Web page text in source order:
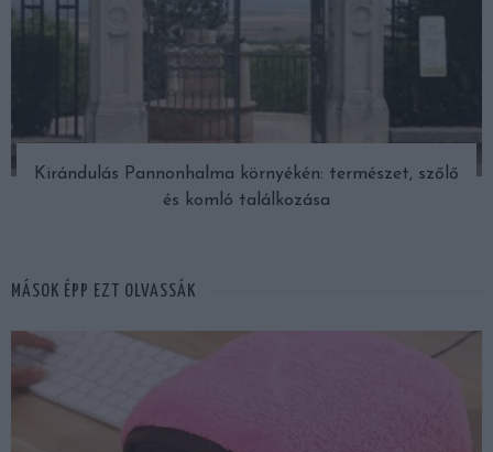
Kirándulás Pannonhalma környékén: természet, szőlő
és komló találkozása
MÁSOK ÉPP EZT OLVASSÁK